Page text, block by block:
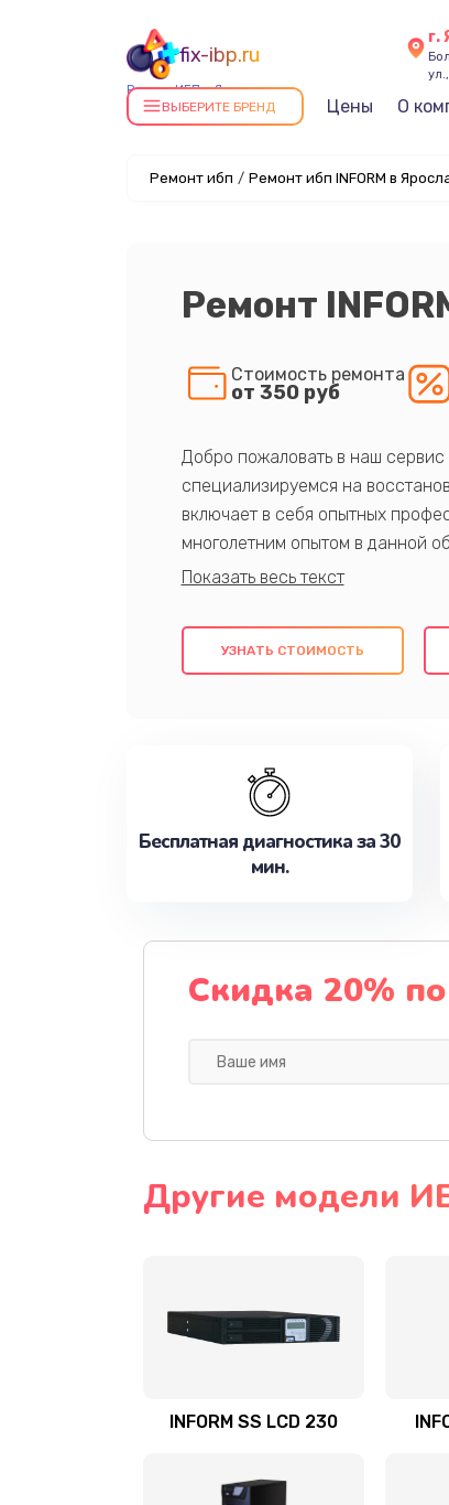
fix-ibp.ru
Ремонт ИБП в Ярославле
г.
ВЫБЕРИТЕ БРЕНД Цены О
Ремонт ибп / Ремонт ибп INFORM в
Ремонт
Стоимость ремонта
от 350 руб
Добро пожаловать в наш
специализируемся на
включает в себя опытных
многолетним опытом в данной
качественный ремонт с
клиентам надежное и
потребности наилучшим
УЗНАТЬ СТОИМОСТЬ
Бесплатная диагностика за 30
мин.
Скидка 20%
Другие модели
INFORM SS LCD 230